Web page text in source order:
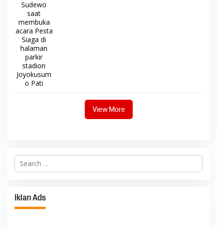
View More
Search
for:
Iklan Ads